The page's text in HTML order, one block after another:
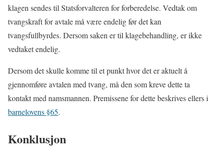
klagen sendes til Statsforvalteren for forberedelse. Vedtak om
tvangskraft for avtale må være endelig før det kan
tvangsfullbyrdes. Dersom saken er til klagebehandling, er ikke
vedtaket endelig.
Dersom det skulle komme til et punkt hvor det er aktuelt å
gjennomføre avtalen med tvang, må den som kreve dette ta
kontakt med namsmannen. Premissene for dette beskrives ellers i
barnelovens §65.
Konklusjon